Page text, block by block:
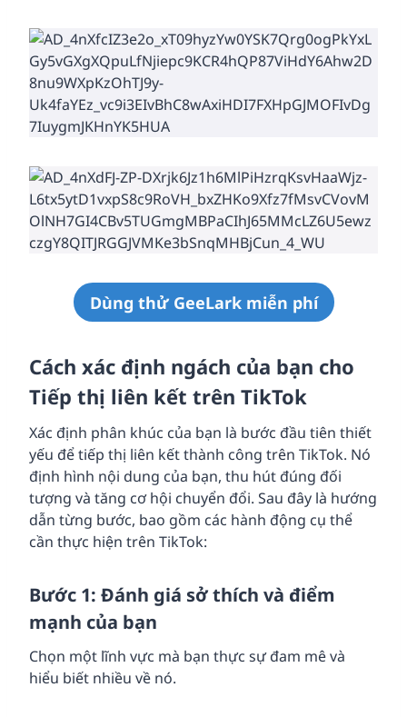
Dùng thử GeeLark miễn phí
Cách xác định ngách của bạn cho
Tiếp thị liên kết trên TikTok
Xác định phân khúc của bạn là bước đầu tiên thiết
yếu để tiếp thị liên kết thành công trên TikTok. Nó
định hình nội dung của bạn, thu hút đúng đối
tượng và tăng cơ hội chuyển đổi. Sau đây là hướng
dẫn từng bước, bao gồm các hành động cụ thể
cần thực hiện trên TikTok:
Bước 1: Đánh giá sở thích và điểm
mạnh của bạn
Chọn một lĩnh vực mà bạn thực sự đam mê và
hiểu biết nhiều về nó.